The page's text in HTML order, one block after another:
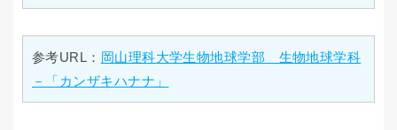
参考URL： 岡山理科大学生物地球学部 生物地球学科
－「カンザキハナナ」